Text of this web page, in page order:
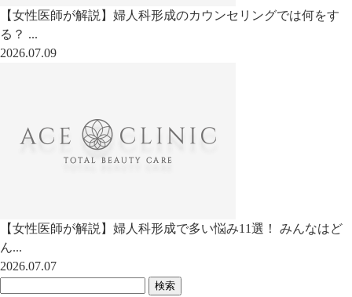
【女性医師が解説】婦人科形成のカウンセリングでは何をす
る？ ...
2026.07.09
【女性医師が解説】婦人科形成で多い悩み11選！ みんなはど
ん...
2026.07.07
検索